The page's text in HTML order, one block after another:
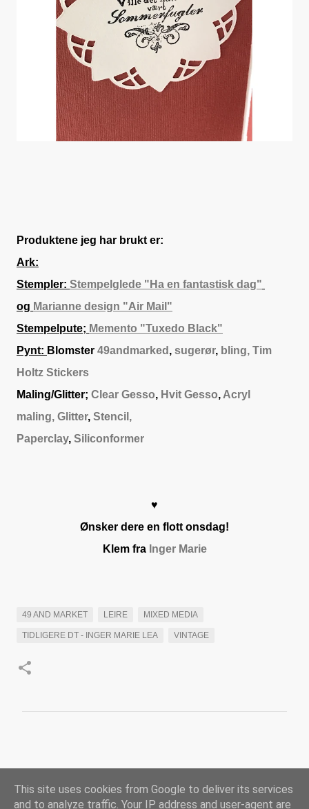
Produktene jeg har brukt er:
Ark:
Stempler: Stempelglede "Ha en fantastisk dag"
og Marianne design "Air Mail"
Stempelpute; Memento "Tuxedo Black"
Pynt: Blomster 49andmarked , sugerør, bling, Tim
Holtz Stickers
Maling/Glitter; Clear Gesso, Hvit Gesso, Acryl
maling, Glitter, Stencil,
Paperclay, Siliconformer
♥
Ønsker dere en flott onsdag!
Klem fra Inger Marie
49 AND MARKET LEIRE MIXED MEDIA
TIDLIGERE DT - INGER MARIE LEA VINTAGE
m
m
This site uses cookies from Google to deliver its services
and to analyze traffic. Your IP address and user-agent are